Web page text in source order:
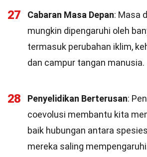
27 Cabaran Masa Depan: Masa
mungkin dipengaruhi oleh
termasuk perubahan iklim,
dan campur tangan manusia.
28 Penyelidikan Berterusan:
coevolusi membantu kita
baik hubungan antara
mereka saling